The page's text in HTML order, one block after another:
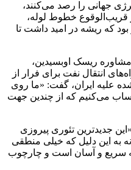
جهانی را رصد می‌کنند،
قریب‌الوقوع خطوط لوله،
که ریشه در امید داشت تا
ریسک اوبسیدین،
انتقال نفت برای فرار از
علیه ایران، گفت: «ما روی
می‌کنیم که از چندین جهت
جدیدترین تئوری پیروزی
به این دلیل که خیلی منطقی
سریع و آسان است و چارچوب